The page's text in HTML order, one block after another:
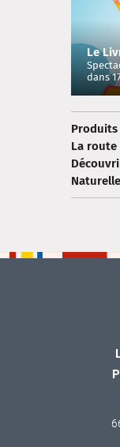
Le
dans
La route